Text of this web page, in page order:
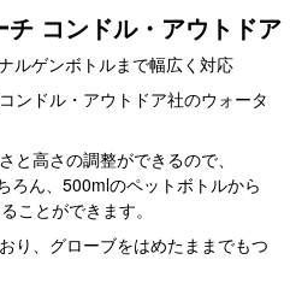
コンドル・アウトドア
ルゲンボトルまで幅広く対応
ンドル・アウトドア社のウォータ
と高さの調整ができるので、
ろん、500mlのペットボトルから
ことができます。
り、グローブをはめたままでもつ